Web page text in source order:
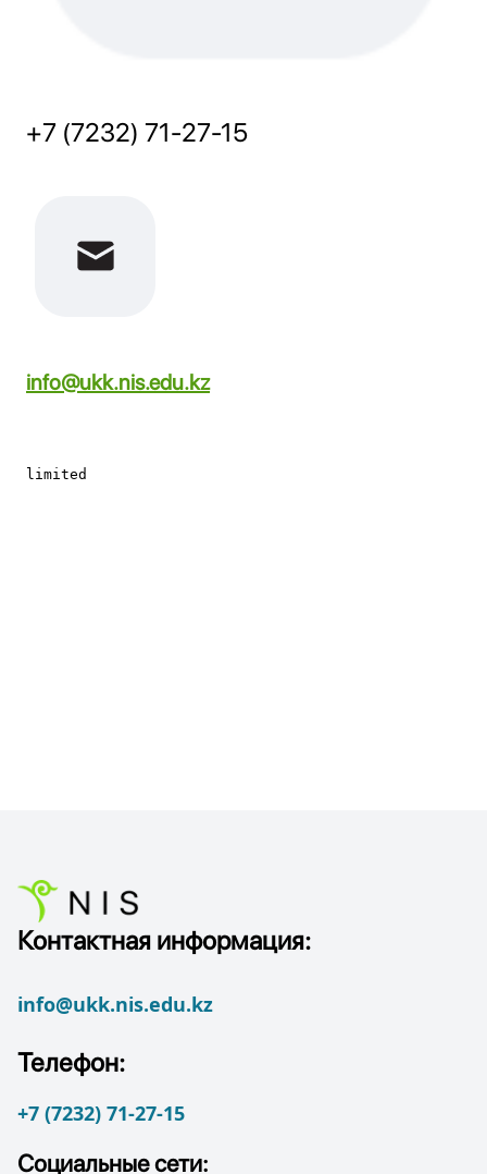
+7 (7232) 71-27-15
info@ukk.nis.edu.kz
Контактная информация:
info@ukk.nis.edu.kz
Телефон:
+7 (7232) 71-27-15
Социальные сети: